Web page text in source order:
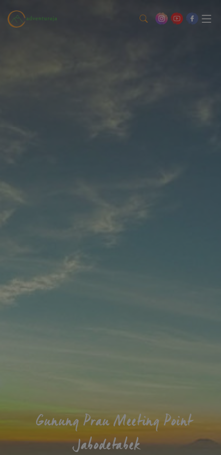
Gunung Prau Meeting Point
Jabodetabek